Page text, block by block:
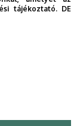
tájékoztató. DE